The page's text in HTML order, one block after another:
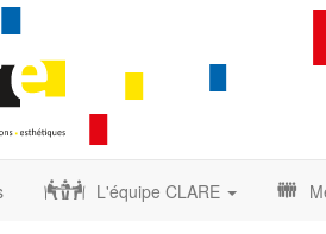
L'équipe CLARE